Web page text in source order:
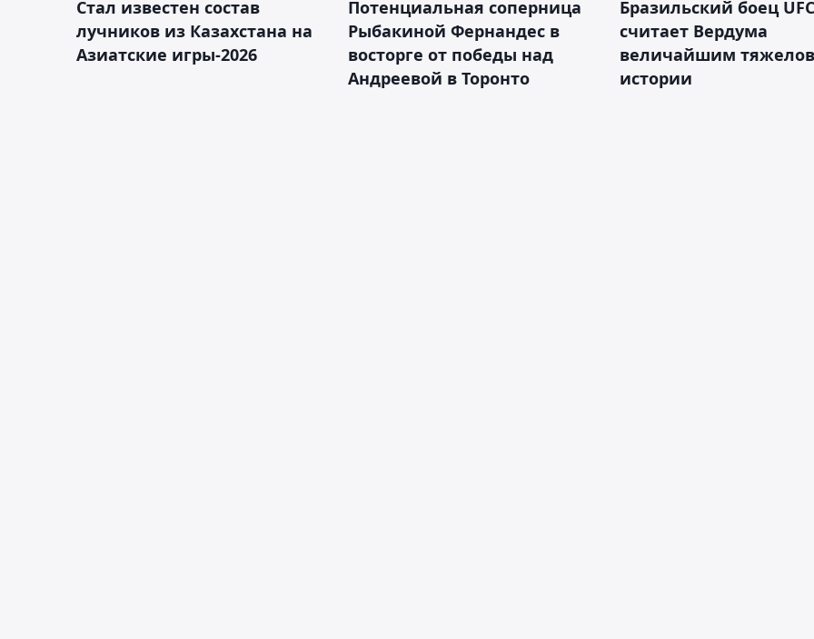
Стал известен состав
лучников из Казахстана на
Азиатские игры-2026
Потенциальная соперница
Рыбакиной Фернандес в
восторге от победы над
Андреевой в Торонто
Бразильский боец
считает Вердума
величайшим
истории